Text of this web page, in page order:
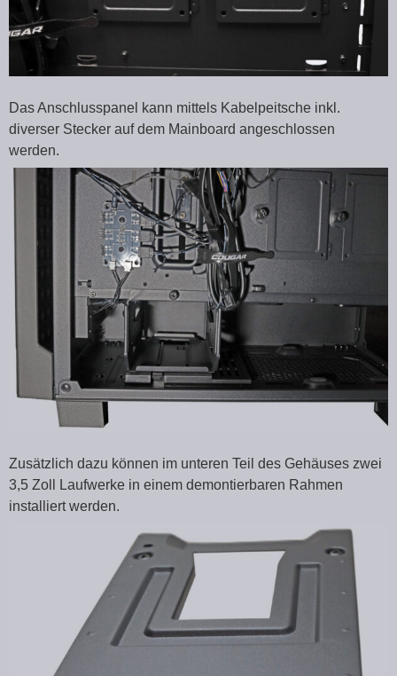
Das Anschlusspanel kann mittels Kabelpeitsche inkl.
diverser Stecker auf dem Mainboard angeschlossen
werden.
Zusätzlich dazu können im unteren Teil des Gehäuses zwei
3,5 Zoll Laufwerke in einem demontierbaren Rahmen
installiert werden.